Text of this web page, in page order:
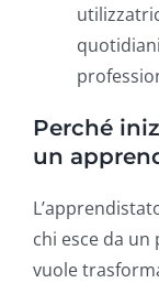
Perché
un
chi esce da
vuole